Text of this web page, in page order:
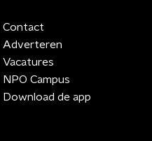
Contact
Adverteren
Vacatures
NPO Campus
Download de app